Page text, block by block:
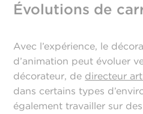
Évolutions de
Avec l’expérience, le
d’animation peut évoluer
décorateur, de directeur
dans certains types
également travailler sur